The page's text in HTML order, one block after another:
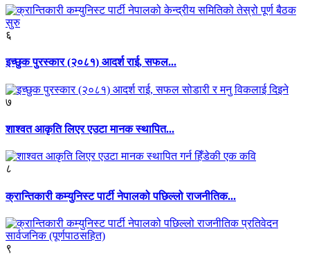
६
इच्छुक पुरस्कार (२०८१) आदर्श राई, सफल...
७
शाश्वत आकृति लिएर एउटा मानक स्थापित...
८
क्रान्तिकारी कम्युनिस्ट पार्टी नेपालको पछिल्लो राजनीतिक...
९